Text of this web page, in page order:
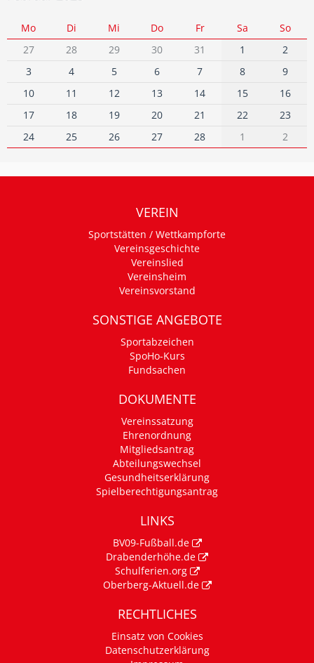
Mo Di Mi Do Fr Sa
So
27
28 29 30 31 1
2
3
4 5 6 7 8
9
10
11 12 13 14 15
16
17
18 19 20 21 22
23
24
25 26 27 28 1 2
VEREIN
Sportstätten / Wettkampforte
Vereinsgeschichte
Vereinslied
Vereinsheim
Vereinsvorstand
SONSTIGE ANGEBOTE
Sportabzeichen
SpoHo-Kurs
Fundsachen
DOKUMENTE
Vereinssatzung
Ehrenordnung
Mitgliedsantrag
Abteilungswechsel
Gesundheitserklärung
Spielberechtigungsantrag
LINKS
BV09-Fußball.de
Drabenderhöhe.de
Schulferien.org
Oberberg-Aktuell.de
RECHTLICHES
Einsatz von Cookies
Datenschutzerklärung